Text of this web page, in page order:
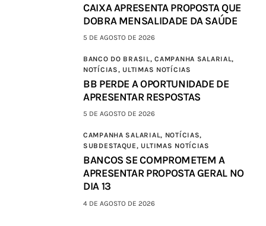
CAIXA APRESENTA PROPOSTA QUE
DOBRA MENSALIDADE DA SAÚDE
5 DE AGOSTO DE 2026
BANCO DO BRASIL,CAMPANHA SALARIAL,
NOTÍCIAS, ULTIMAS NOTÍCIAS
BB PERDE A OPORTUNIDADE DE
APRESENTAR RESPOSTAS
5 DE AGOSTO DE 2026
CAMPANHA SALARIAL, NOTÍCIAS,
SUBDESTAQUE, ULTIMAS NOTÍCIAS
BANCOS SE COMPROMETEM A
APRESENTAR PROPOSTA GERAL NO
DIA 13
4 DE AGOSTO DE 2026